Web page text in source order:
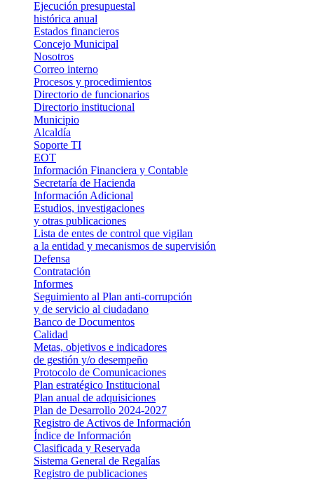
Ejecución presupuestal
histórica anual
Estados financieros
Concejo Municipal
Nosotros
Correo interno
Procesos y procedimientos
Directorio de funcionarios
Directorio institucional
Municipio
Alcaldía
Soporte TI
EOT
Información Financiera y Contable
Secretaría de Hacienda
Información Adicional
Estudios, investigaciones
y otras publicaciones
Lista de entes de control que vigilan
a la entidad y mecanismos de supervisión
Defensa
Contratación
Informes
Seguimiento al Plan anti-corrupción
y de servicio al ciudadano
Banco de Documentos
Calidad
Metas, objetivos e indicadores
de gestión y/o desempeño
Protocolo de Comunicaciones
Plan estratégico Institucional
Plan anual de adquisiciones
Plan de Desarrollo 2024-2027
​Registro de Activos de Información​​
Índice de Información
Clasificada y Reservada
Sistema General de Regalías
Registro de publicaciones